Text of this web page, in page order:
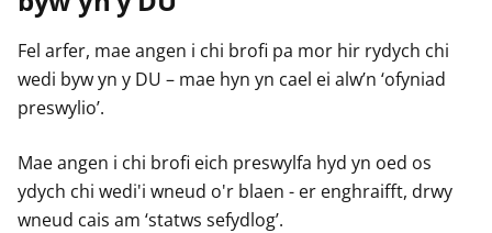
Fel arfer, mae angen i chi brofi pa mor hir rydych chi
wedi byw yn y DU – mae hyn yn cael ei alw’n ‘ofyniad
preswylio’.
Mae angen i chi brofi eich preswylfa hyd yn oed os
ydych chi wedi'i wneud o'r blaen - er enghraifft, drwy
wneud cais am ‘statws sefydlog’.